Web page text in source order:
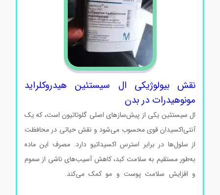
نقش بیولوژیکی ال سیستئین هیدروکلراید
مونوهیدرات در بدن
ال سیستئین یکی از پیش‌سازهای اصلی گلوتاتیون است، که یک
آنتی‌اکسیدان قوی محسوب می‌شود و نقش حیاتی در محافظت
از سلول‌ها در برابر استرس اکسیداتیو دارد. مصرف این ماده
به‌طور مستقیم به سلامت کبد، کاهش آسیب‌های ناشی از سموم
و افزایش سلامت پوست و مو کمک می‌کند.ال سیستئین